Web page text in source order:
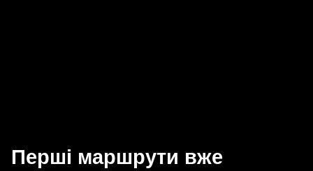
Перші маршрути вже